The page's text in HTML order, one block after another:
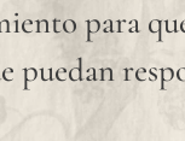
para
puedan